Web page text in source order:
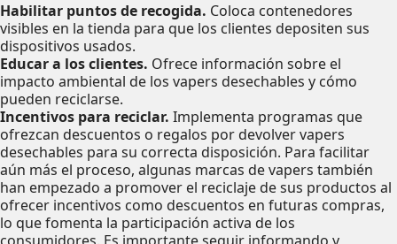
Habilitar puntos de recogida. Coloca contenedores
visibles en la tienda para que los clientes depositen sus
dispositivos usados.
Educar a los clientes. Ofrece información sobre el
impacto ambiental de los vapers desechables y cómo
pueden reciclarse.
Incentivos para reciclar. Implementa programas que
ofrezcan descuentos o regalos por devolver vapers
desechables para su correcta disposición. Para facilitar
aún más el proceso, algunas marcas de vapers también
han empezado a promover el reciclaje de sus productos al
ofrecer incentivos como descuentos en futuras compras,
lo que fomenta la participación activa de los